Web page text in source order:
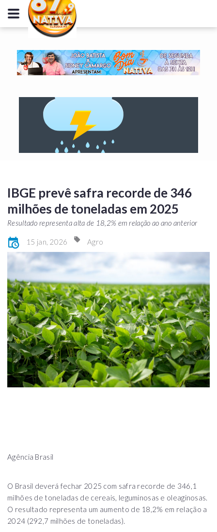
IBGE prevê safra recorde de 346
milhões de toneladas em 2025
Resultado representa alta de 18,2% em relação ao ano anterior
15 jan, 2026 Agro
Agência Brasil
O Brasil deverá fechar 2025 com safra recorde de 346,1
milhões de toneladas de cereais, leguminosas e oleaginosas.
O resultado representa um aumento de 18,2% em relação a
2024 (292,7 milhões de toneladas).